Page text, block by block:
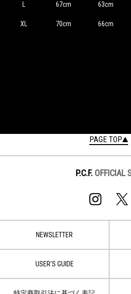
L 67cm 63cm
XL 70cm 66cm
PAGE TOP
P.C.F. OFFICIAL
NEWSLETTER
USER'S GUIDE